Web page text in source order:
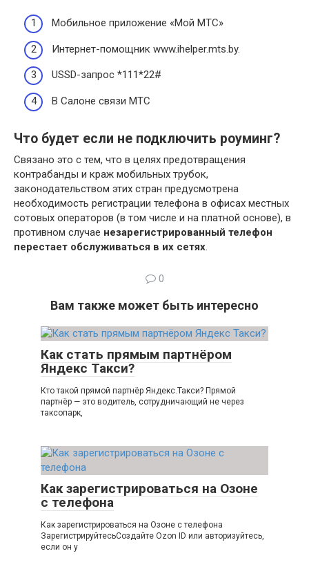
Мобильное приложение «Мой МТС»
Интернет-помощник www.ihelper.mts.by.
USSD-запрос *111*22#
В Салоне связи МТС
Что будет если не подключить роуминг?
Связано это с тем, что в целях предотвращения
контрабанды и краж мобильных трубок,
законодательством этих стран предусмотрена
необходимость регистрации телефона в офисах местных
сотовых операторов (в том числе и на платной основе), в
противном случае незарегистрированный телефон
перестает обслуживаться в их сетях.
0
Вам также может быть интересно
Как стать прямым партнёром
Яндекс Такси?
Кто такой прямой партнёр Яндекс.Такси? Прямой
партнёр — это водитель, сотрудничающий не через
таксопарк,
Как зарегистрироваться на Озоне
с телефона
Как зарегистрироваться на Озоне с телефона
ЗарегистрируйтесьСоздайте Ozon ID или авторизуйтесь,
если он у